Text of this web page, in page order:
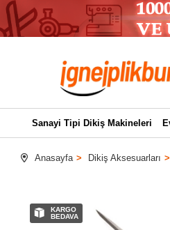
Sanayi Tipi Dikiş Makineleri
Anasayfa Dikiş Aksesuarları
KARGO
BEDAVA